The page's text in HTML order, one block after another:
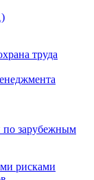
труда
по зарубежным
рисками